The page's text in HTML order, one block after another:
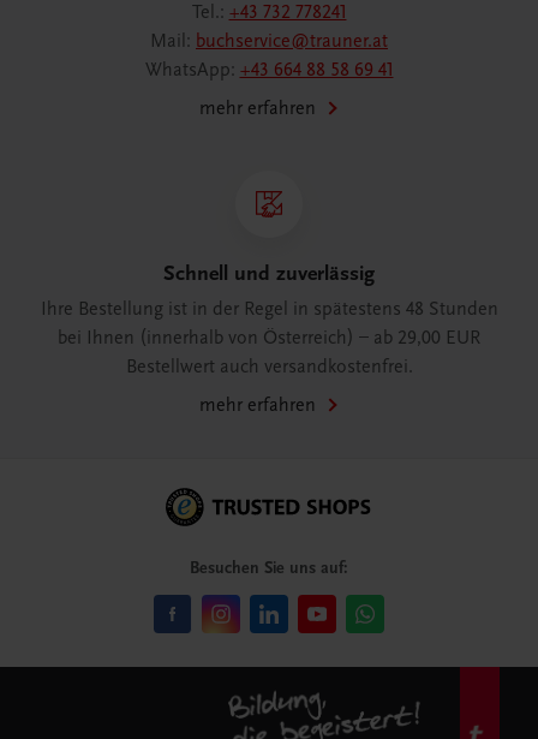
Tel.: +43 732 778241
Mail: buchservice@trauner.at
WhatsApp: +43 664 88 58 69 41
mehr erfahren
Schnell und zuverlässig
Ihre Bestellung ist in der Regel in spätestens 48 Stunden
bei Ihnen (innerhalb von Österreich) – ab 29,00 EUR
Bestellwert auch versandkostenfrei.
mehr erfahren
Besuchen Sie uns auf: